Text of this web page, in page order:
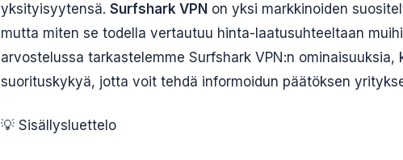
yksityisyytensä. Surfshark VPN on yksi markkinoiden
mutta miten se todella vertautuu hinta-laatusuhteeltaan
arvostelussa tarkastelemme Surfshark VPN:n
suorituskykyä, jotta voit tehdä informoidun päätöksen
💡 Sisällysluettelo